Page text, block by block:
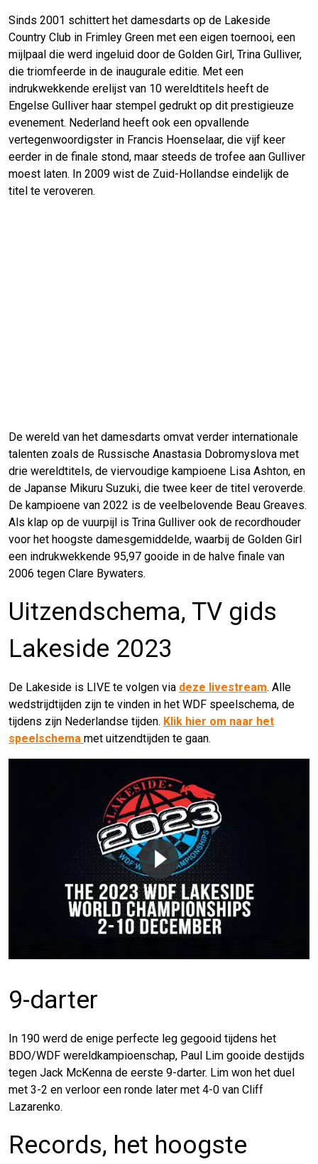
Sinds 2001 schittert het damesdarts op de Lakeside
Country Club in Frimley Green met een eigen toernooi, een
mijlpaal die werd ingeluid door de Golden Girl, Trina Gulliver,
die triomfeerde in de inaugurale editie. Met een
indrukwekkende erelijst van 10 wereldtitels heeft de
Engelse Gulliver haar stempel gedrukt op dit prestigieuze
evenement. Nederland heeft ook een opvallende
vertegenwoordigster in Francis Hoenselaar, die vijf keer
eerder in de finale stond, maar steeds de trofee aan Gulliver
moest laten. In 2009 wist de Zuid-Hollandse eindelijk de
titel te veroveren.
De wereld van het damesdarts omvat verder internationale
talenten zoals de Russische Anastasia Dobromyslova met
drie wereldtitels, de viervoudige kampioene Lisa Ashton, en
de Japanse Mikuru Suzuki, die twee keer de titel veroverde.
De kampioene van 2022 is de veelbelovende Beau Greaves.
Als klap op de vuurpijl is Trina Gulliver ook de recordhouder
voor het hoogste damesgemiddelde, waarbij de Golden Girl
een indrukwekkende 95,97 gooide in de halve finale van
2006 tegen Clare Bywaters.
Uitzendschema, TV gids
Lakeside 2023
De Lakeside is LIVE te volgen via deze livestream. Alle
wedstrijdtijden zijn te vinden in het WDF speelschema, de
tijdens zijn Nederlandse tijden. Klik hier om naar het
speelschema met uitzendtijden te gaan.
9-darter
In 190 werd de enige perfecte leg gegooid tijdens het
BDO/WDF wereldkampioenschap, Paul Lim gooide destijds
tegen Jack McKenna de eerste 9-darter. Lim won het duel
met 3-2 en verloor een ronde later met 4-0 van Cliff
Lazarenko.
Records, het hoogste